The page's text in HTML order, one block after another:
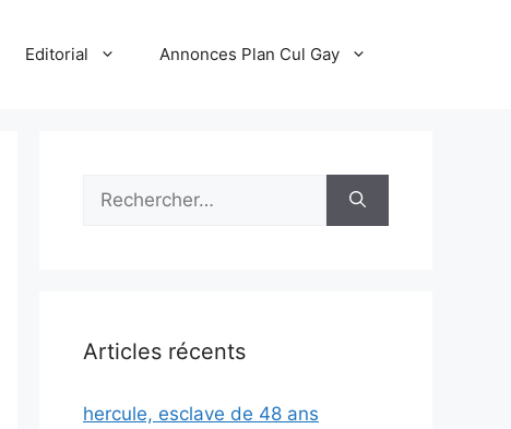
Editorial Annonces Plan Cul Gay
Rechercher :
Articles récents
hercule, esclave de 48 ans